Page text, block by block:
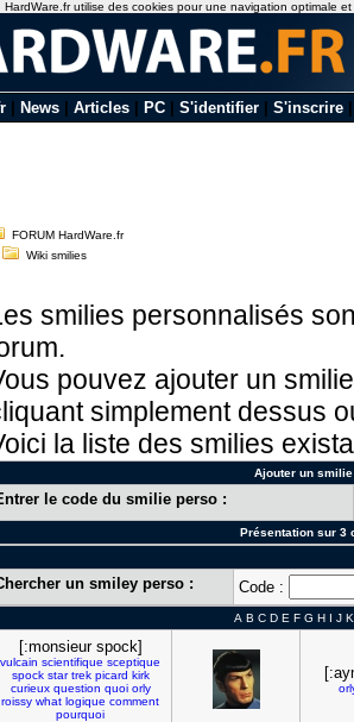
News Articles PC S'identifier S'inscrire
FORUM HardWare.fr
Wiki smilies
smilies personnalisés
pouvez ajouter un
simplement dessus
la liste des smilies
Ajouter un
le code du smilie perso :
Présentation sur 3
un smiley perso : Code :
A B C D E F G H I J K
[:monsieur spock]
vulcain scientifique sceptique
spock star trek picard kirk
curieux question quoi orly
roissy what logique comment
pourquoi
HardWare.fr utilise des cookies pour une navigation optimale